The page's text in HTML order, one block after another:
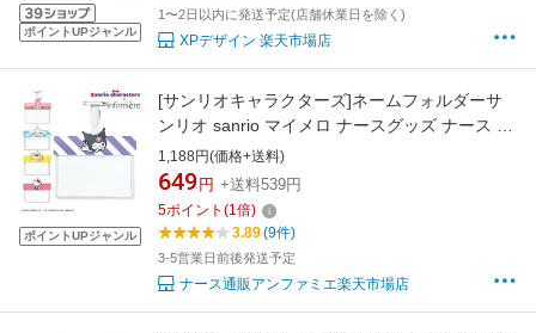
ポイントUPジャンル
1〜2日以内に発送予定(店舗休業日を除く)
XPデザイン 楽天市場店
ポイントUPジャンル
[サンリオキャラクターズ]ネームフォルダーサ
ンリオ sanrio マイメロ ナースグッズ ナース グ
ッズ キャラクター かわいい 名札 ホルダー 医療
用 ナース 看護師 介護士 保育士 アンファミエ
1,188円(価格+送料)
649 円 +送料539円
5ポイント (1倍)
3.89(9件)
3-5営業日前後発送予定
ナース通販アンファミエ楽天市場店